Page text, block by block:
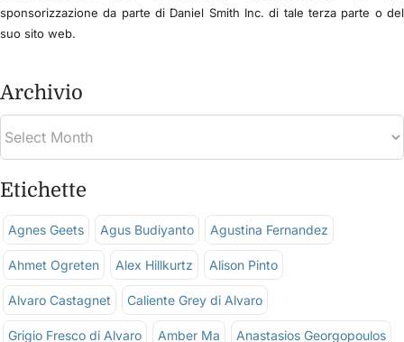
sponsorizzazione da parte di Daniel Smith Inc. di tale terza parte o del
suo sito web.
Archivio
Etichette
Agnes Geets Agus Budiyanto Agustina Fernandez
Ahmet Ogreten Alex Hillkurtz Alison Pinto
Alvaro Castagnet Caliente Grey di Alvaro
Grigio Fresco di Alvaro Amber Ma Anastasios Georgopoulos